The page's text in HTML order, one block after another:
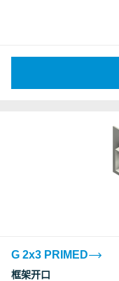
Underwriters
Underwriters
Underwriters
Deutsches Institut für
G 2x3 PRIMED
框架开口